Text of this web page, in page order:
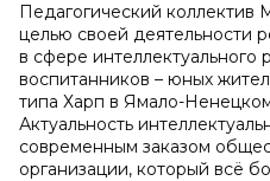
Педагогический
целью своей деятельности
в сфере интеллектуального
воспитанников – юных
типа Харп в Ямало-
Актуальность
современным заказом
организации, который всё